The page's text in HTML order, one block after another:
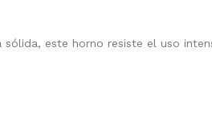
sólida, este horno resiste el uso